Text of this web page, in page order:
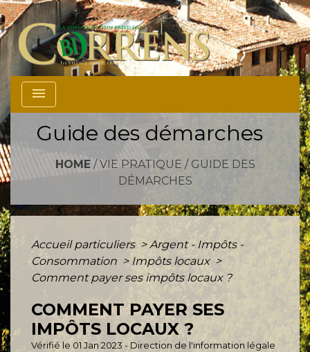
menu
Guide des démarches
HOME/ VIE PRATIQUE / GUIDE DES
DÉMARCHES
Accueil particuliers > Argent - Impôts -
Consommation > Impôts locaux >
Comment payer ses impôts locaux ?
COMMENT PAYER SES
IMPÔTS LOCAUX ?
Vérifié le 01 Jan 2023 - Direction de l'information légale